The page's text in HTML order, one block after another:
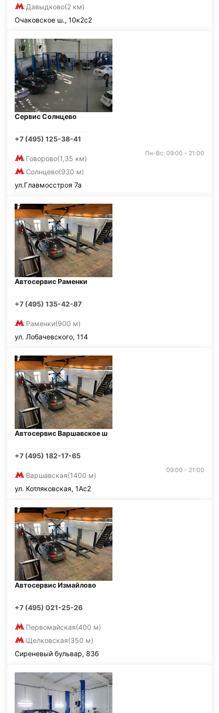
Давыдково(2 км)
Очаковское ш., 10к2с2
Сервис Солнцево
+7 (495) 125-38-41
Говорово(1,35 км)
Солнцево(930 м)
Пн-Вс: 09:00 - 21:00
ул.Главмосстроя 7а
Автосервис Раменки
+7 (495) 135-42-87
Раменки(900 м)
ул. Лобачевского, 114
Автосервис Варшавское ш
+7 (495) 182-17-65
Варшавская(1400 м)
09:00 - 21:00
ул. Котляковская, 1Ас2
Автосервис Измайлово
+7 (495) 021-25-26
Первомайская(400 м)
Щелковская(350 м)
Сиреневый бульвар, 83б